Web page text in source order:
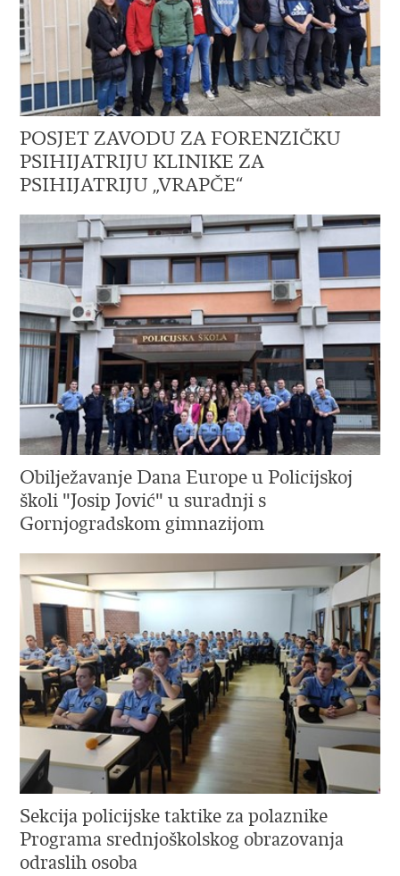
POSJET ZAVODU ZA FORENZIČKU
PSIHIJATRIJU KLINIKE ZA
PSIHIJATRIJU „VRAPČE“
Obilježavanje Dana Europe u Policijskoj
školi "Josip Jović" u suradnji s
Gornjogradskom gimnazijom
Sekcija policijske taktike za polaznike
Programa srednjoškolskog obrazovanja
odraslih osoba